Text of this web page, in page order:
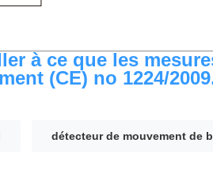
à ce que les
(CE) no 1224/
détecteur de mouvement de